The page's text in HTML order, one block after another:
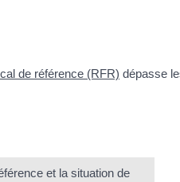
de référence (RFR) dépasse
et la situation de